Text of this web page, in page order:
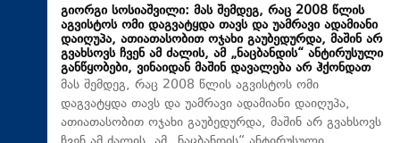
გიორგი სოსიაშვილი: მას შემდეგ, რაც 2008 წლის
აგვისტოს ომი დაგვატყდა თავს და უამრავი ადამიანი
დაიღუპა, ათიათასობით ოჯახი გაუბედურდა, მაშინ არ
გვახსოვს ჩვენ ამ ძალის, ამ „ნაცბანდის“ ანტირუსული
განწყობები, ვინაიდან მაშინ დავალება არ ჰქონდათ
მას შემდეგ, რაც 2008 წლის აგვისტოს ომი
დაგვატყდა თავს და უამრავი ადამიანი დაიღუპა,
ათიათასობით ოჯახი გაუბედურდა, მაშინ არ გვახსოვს